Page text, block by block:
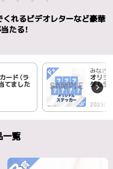
れるビデオレターなど豪華
たる！
ード〈ラ
てました
みなさ
オリジ
ダム全
2023/
一覧